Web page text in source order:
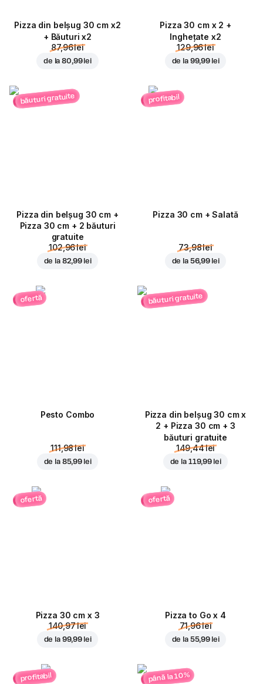
Pizza din belșug 30 cm x2
+ Băuturi x2
87,96 lei
de la80,99 lei
Pizza 30 cm x 2 +
Inghețate x2
129,96 lei
de la 99,99 lei
băuturi gratuite
Pizza din belșug 30 cm +
Pizza 30 cm + 2 băuturi
gratuite
102,96 lei
de la 82,99 lei
profitabil
Pizza 30 cm + Salată
73,98 lei
de la 56,99 lei
ofertă
Pesto Combo
111,98 lei
de la 85,99 lei
băuturi gratuite
Pizza din belșug 30 cm x
2 + Pizza 30 cm + 3
băuturi gratuite
149,44 lei
de la 119,99 lei
ofertă
Pizza 30 cm x 3
140,97 lei
de la 99,99 lei
ofertă
Pizza to Go x 4
71,96 lei
de la 55,99 lei
profitabil până la 10%